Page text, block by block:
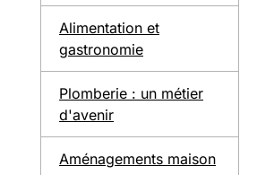
Alimentation et
gastronomie
Plomberie : un métier
d'avenir
Aménagements maison